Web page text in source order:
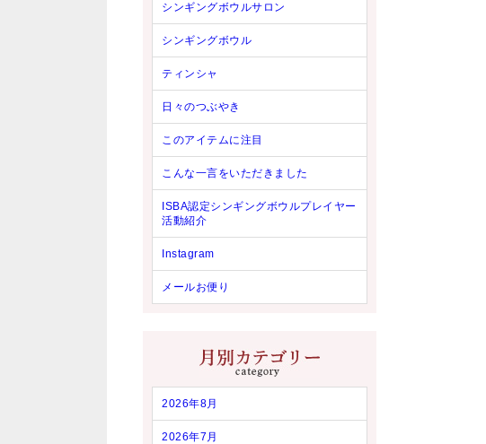
シンギングボウルサロン
シンギングボウル
ティンシャ
日々のつぶやき
このアイテムに注目
こんな一言をいただきました
ISBA認定シンギングボウルプレイヤー
活動紹介
Instagram
メールお便り
2026年8月
2026年7月